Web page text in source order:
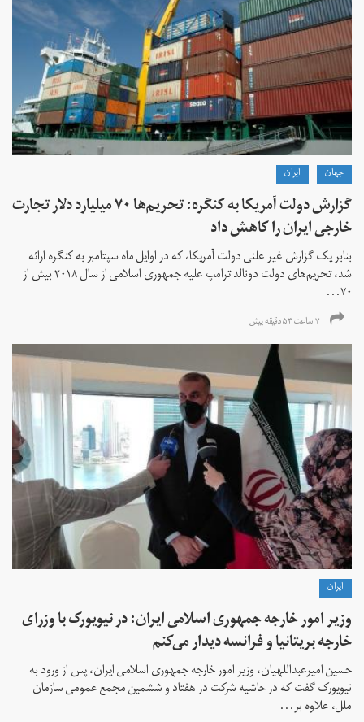
جهان ايران
گزارش دولت آمریکا به کنگره: تحریم‌ها ۷۰ میلیارد دلار تجارت
خارجی ایران را کاهش داد
بنابر یک گزارش غیر علنی دولت آمریکا، که در اوایل ماه سپتامبر به کنگره ارائه
شد، تحریم‌های دولت دونالد ترامپ علیه جمهوری اسلامی از سال ۲۰۱۸ بیش از
۷۰...
۷ ساعت ۵۳ دقیقه پیش
ايران
وزیر امور خارجه جمهوری اسلامی ایران: در نیویورک با وزرای
خارجه بریتانیا و فرانسه دیدار می‌کنم
حسین امیرعبداللهیان، وزیر امور خارجه جمهوری اسلامی ایران، پس از ورود به
نیویورک گفت که در حاشیه شرکت در هفتاد و ششمین مجمع عمومی سازمان
ملل، علاوه بر...